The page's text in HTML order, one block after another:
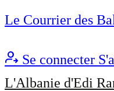
Le Courrier des
Se connecter
L'Albanie d'Edi